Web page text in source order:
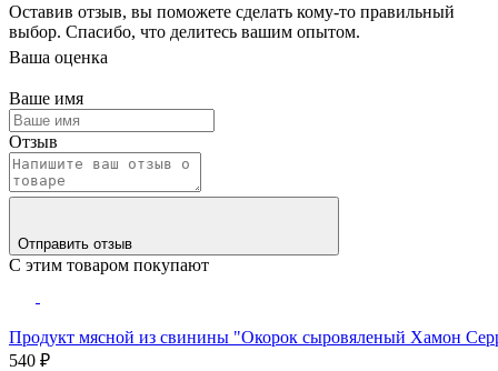
Оставив отзыв, вы поможете сделать кому-то правильный
выбор. Спасибо, что делитесь вашим опытом.
Ваша оценка
Ваше имя
Отзыв
Отправить отзыв
С этим товаром покупают
Продукт мясной из свинины "Окорок сыровяленый Хамон
540 ₽